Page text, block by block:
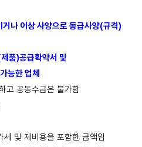
나 이상 사양으로 동급사양(규격)
제품)공급확약서 및
능한 업체
고 공동수급은 불가함
및 제비용을 포함한 금액임